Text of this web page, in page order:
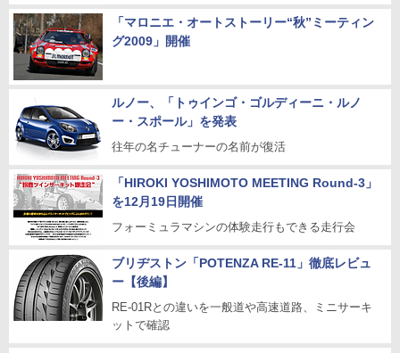
「マロニエ・オートストーリー“秋”ミーティン
グ2009」開催
ルノー、「トゥインゴ・ゴルディーニ・ルノ
ー・スポール」を発表
往年の名チューナーの名前が復活
「HIROKI YOSHIMOTO MEETING Round-3」
を12月19日開催
フォーミュラマシンの体験走行もできる走行会
ブリヂストン「POTENZA RE-11」徹底レビュ
ー【後編】
RE-01Rとの違いを一般道や高速道路、ミニサーキ
ットで確認